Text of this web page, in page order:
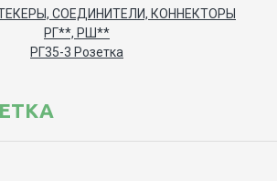
СОЕДИНИТЕЛИ, КОННЕКТОРЫ
РГ**, РШ**
РГ35-3 Розетка